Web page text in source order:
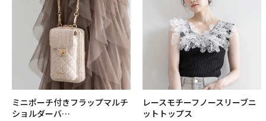
ミニポーチ付きフラップマルチ
ショルダーバ…
レースモチーフノースリーブニ
ットトップス